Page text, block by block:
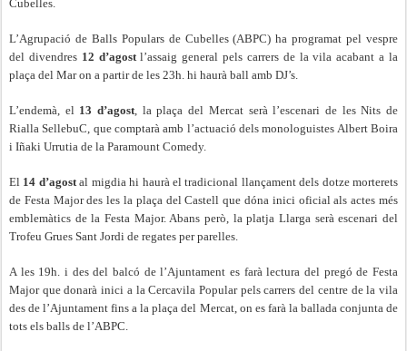
Cubelles.
L’Agrupació de Balls Populars de Cubelles (ABPC) ha programat pel vespre
del divendres 12 d’agostl’assaig general pels carrers de la vila acabant a la
plaça del Mar on a partir de les 23h. hi haurà ball amb DJ’s.
L’endemà, el 13 d’agost, la plaça del Mercat serà l’escenari de les Nits de
Rialla SellebuC, que comptarà amb l’actuació dels monologuistes Albert Boira
i Iñaki Urrutia de la Paramount Comedy.
El 14 d’agostal migdia hi haurà el tradicional llançament dels dotze morterets
de Festa Major des les la plaça del Castell que dóna inici oficial als actes més
emblemàtics de la Festa Major. Abans però, la platja Llarga serà escenari del
Trofeu Grues Sant Jordi de regates per parelles.
A les 19h. i des del balcó de l’Ajuntament es farà lectura del pregó de Festa
Major que donarà inici a la Cercavila Popular pels carrers del centre de la vila
des de l’Ajuntament fins a la plaça del Mercat, on es farà la ballada conjunta de
tots els balls de l’ABPC.